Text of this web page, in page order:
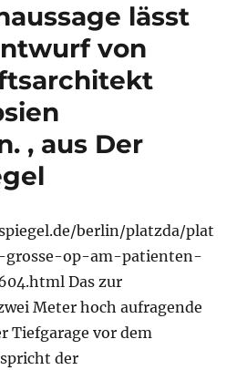
lässt
von
, aus Der
berlin/platzda/plat
op-am-patienten-
Das zur
Meter hoch aufragende
Tiefgarage vor dem
der